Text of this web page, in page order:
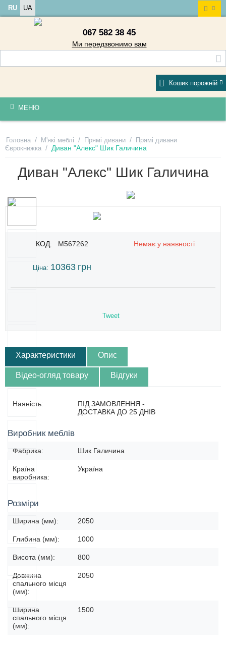
RU UA
067 582 38 45
Ми передзвонимо вам
Кошик порожній
МЕНЮ
Головна / М'які меблі / Прямі дивани / Прямі дивани
Єврокнижка / Диван "Алекс" Шик Галичина
Диван "Алекс" Шик Галичина
КОД: M567262 Немає у наявності
Ціна: 10363 грн
Tweet
Характеристики Опис
Відео-огляд товару Відгуки
Наяність:
ПІД ЗАМОВЛЕННЯ -
ДОСТАВКА ДО 25 ДНІВ
Виробник меблів
Фабрика: Шик Галичина
Країна
виробника:
Україна
Розміри
Ширина (мм): 2050
Глибина (мм): 1000
Висота (мм): 800
Довжина
спального місця
(мм):
2050
Ширина
спального місця
(мм):
1500